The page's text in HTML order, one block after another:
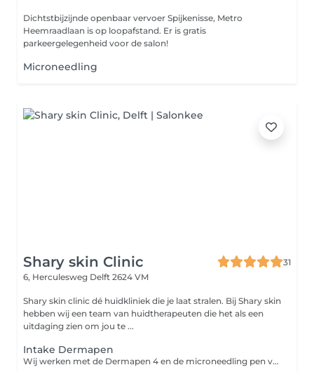
Dichtstbijzijnde openbaar vervoer Spijkenisse, Metro
Heemraadlaan is op loopafstand. Er is gratis
parkeergelegenheid voor de salon!
Microneedling
Shary skin Clinic
31
6, Herculesweg Delft 2624 VM
Shary skin clinic dé huidkliniek die je laat stralen. Bij Shary skin
hebben wij een team van huidtherapeuten die het als een
uitdaging zien om jou te ...
Intake Dermapen
Wij werken met de Dermapen 4 en de microneedling pen van Meditopics. Dit kunt u ook los inboeken.